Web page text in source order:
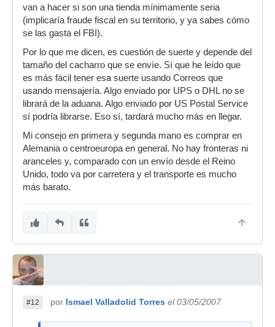
van a hacer si son una tienda mínimamente seria
(implicaría fraude fiscal en su territorio, y ya sabes cómo
se las gasta el FBI).
Por lo que me dicen, es cuestión de suerte y depende del
tamaño del cacharro que se envíe. Sí que he leído que
es más fácil tener esa suerte usando Correos que
usando mensajería. Algo enviado por UPS o DHL no se
librará de la aduana. Algo enviado por US Postal Service
sí podría librarse. Eso sí, tardará mucho más en llegar.
Mi consejo en primera y segunda mano es comprar en
Alemania o centroeuropa en general. No hay fronteras ni
aranceles y, comparado con un envío desde el Reino
Unido, todo va por carretera y el transporte es mucho
más barato.
#12 por Ismael Valladolid Torres el 03/05/2007